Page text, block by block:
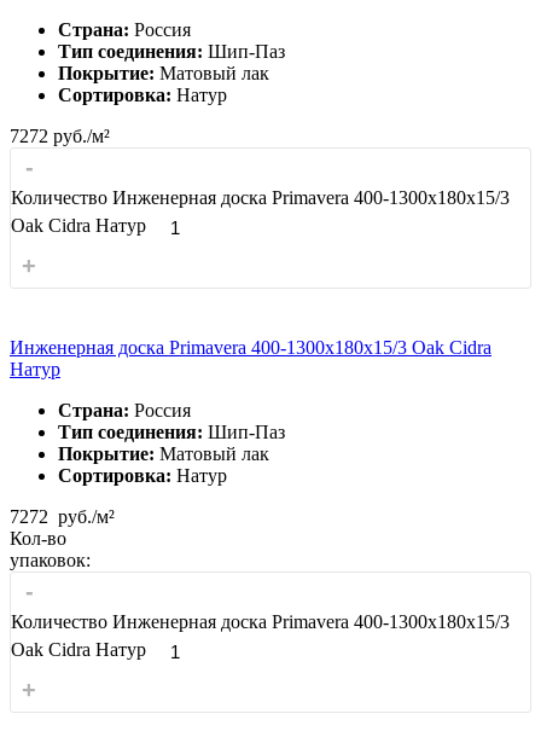
Страна: Россия
Тип соединения: Шип-Паз
Покрытие: Матовый лак
Сортировка: Натур
7272 руб./м²
-
Количество Инженерная доска Primavera 400-1300х180х15/3
Oak Cidra Натур
+
Инженерная доска Primavera 400-1300х180х15/3 Oak Cidra
Натур
Страна: Россия
Тип соединения: Шип-Паз
Покрытие: Матовый лак
Сортировка: Натур
7272 руб./м²
Кол-во
упаковок:
-
Количество Инженерная доска Primavera 400-1300х180х15/3
Oak Cidra Натур
+